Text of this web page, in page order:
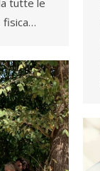
tutte le
fisica…